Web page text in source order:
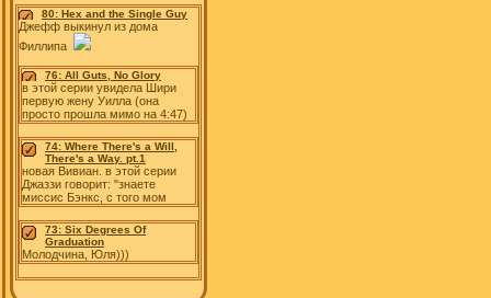
80: Hex and the Single Guy
Джефф выкинул из дома
Филлипа
76: All Guts, No Glory
в этой серии увидела Шири
первую жену Уилла (она
просто прошла мимо на 4:47)
74: Where There's a Will,
There's a Way. pt.1
новая Вивиан. в этой серии
Джаззи говорит: "знаете
миссис Бэнкс, с того мом
73: Six Degrees Of
Graduation
Молодчина, Юля)))